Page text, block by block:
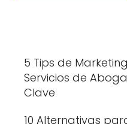
5 Tips de
Servicios de
Clave
10 Alternativas